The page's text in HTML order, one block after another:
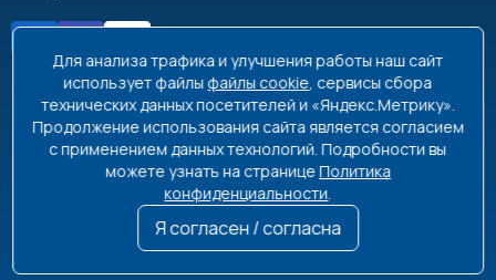
8 495 663-99-48
8 800 350-99-08
info@poolplanet.ru
г. Москва, проспект Мира, д. 61
Пн-Пт 9:00-18:00 Сб-Вс выходной
Для анализа трафика и улучшения работы наш сайт
использует файлы файлы cookie, сервисы сбора
технических данных посетителей и «Яндекс.Метрику».
Продолжение использования сайта является согласием
с применением данных технологий. Подробности вы
можете узнать на страницеПолитика
конфиденциальности.
Я согласен / согласна